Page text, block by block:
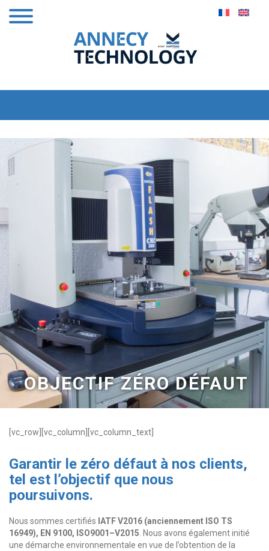
OBJECTIF ZÉRO DÉFAUT
[vc_row][vc_column][vc_column_text]
Garantir le zéro défaut à nos clients,
tel est l’objectif que nous
poursuivons.
Nous sommes certifiés IATF V2016 (anciennement ISO TS
16949), EN 9100, ISO9001–V2015. Nous avons également initié
une démarche environnementale en vue de l’obtention de la